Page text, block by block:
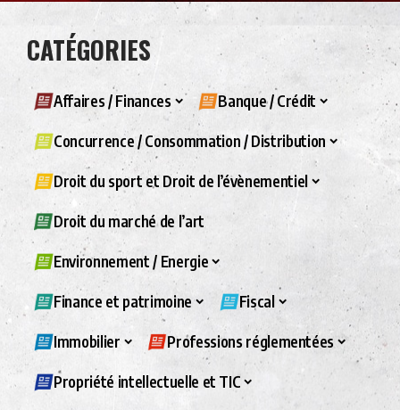
CATÉGORIES
Affaires / Finances Banque / Crédit
Concurrence / Consommation / Distribution
Droit du sport et Droit de l’évènementiel
Droit du marché de l’art
Environnement / Energie
Finance et patrimoine Fiscal
Immobilier Professions réglementées
Propriété intellectuelle et TIC